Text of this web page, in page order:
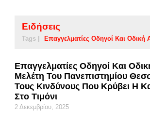
Ειδήσεις
Tags | Επαγγελματίες Οδηγοί Και Οδική
Επαγγελματίες Οδηγοί Και
Μελέτη Του Πανεπιστημίου
Τους Κινδύνους Που Κρύβει Η
Στο Τιμόνι
2 Δεκεμβρίου, 2025